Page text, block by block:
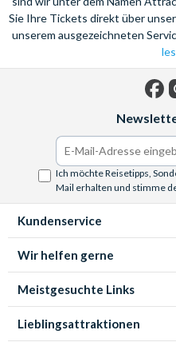
Sie Ihre Tickets direkt über
unserem ausgezeichneten
Ich möchte Reisetipps,
Mail erhalten und stimme
Kundenservice
Wir helfen gerne
Meistgesuchte Links
Lieblingsattraktionen